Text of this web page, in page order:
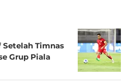
Setelah Timnas
Grup Piala